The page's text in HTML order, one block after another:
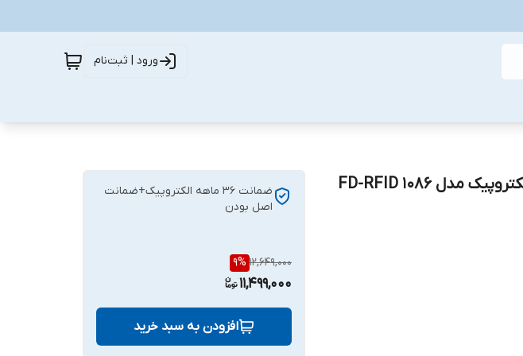
ورود | ثبت‌نام
ضمانت ۳۶ ماهه الکتروپیک+ضمانت
اصل بودن
12,649,000
9%
11,499,000
افزودن به سبد خرید